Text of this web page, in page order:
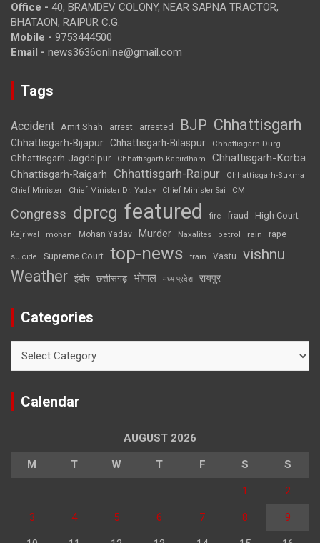
Office - 40, BRAMDEV COLONY, NEAR SAPNA TRACTOR,
BHATAON, RAIPUR C.G.
Mobile - 9753444500
Email - news3636online@gmail.com
Tags
Accident Amit Shah arrest arrested BJP Chhattisgarh
Chhattisgarh-Bijapur Chhattisgarh-Bilaspur Chhattisgarh-Durg
Chhattisgarh-Jagdalpur Chhattisgarh-Kabirdham Chhattisgarh-Korba
Chhattisgarh-Raigarh Chhattisgarh-Raipur
Chhattisgarh-Sukma
Chief Minister
Chief Minister Dr. Yadav Chief Minister Sai CM
Congress dprcg featured fire fraud High Court
Kejriwal mohan Mohan Yadav Murder Naxalites petrol rain rape
suicide Supreme Court top-news train Vastu vishnu
Weather इंदौर छत्तीसगढ़ भोपाल मध्य प्रदेश रायपुर
Categories
Calendar
AUGUST 2026
M T W T F S S
1 2
3 4 5 6 7 8 9